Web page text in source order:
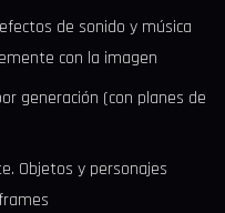
de sonido y música
con la imagen
generación (con planes de
Objetos y personajes